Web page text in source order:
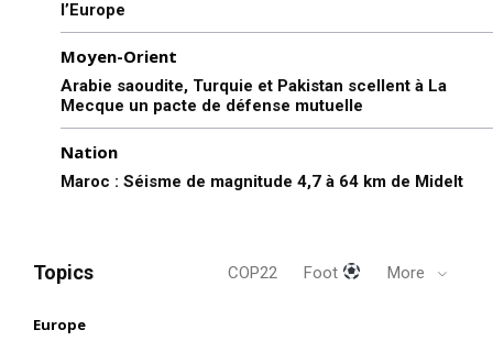
l’Europe
Moyen-Orient
Arabie saoudite, Turquie et Pakistan scellent à La
Mecque un pacte de défense mutuelle
Nation
Maroc : Séisme de magnitude 4,7 à 64 km de Midelt
Topics COP22 Foot More
Europe